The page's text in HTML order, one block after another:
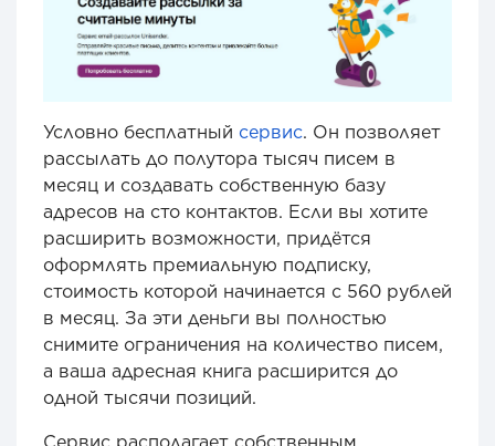
Условно бесплатный сервис. Он позволяет
рассылать до полутора тысяч писем в
месяц и создавать собственную базу
адресов на сто контактов. Если вы хотите
расширить возможности, придётся
оформлять премиальную подписку,
стоимость которой начинается с 560 рублей
в месяц. За эти деньги вы полностью
снимите ограничения на количество писем,
а ваша адресная книга расширится до
одной тысячи позиций.